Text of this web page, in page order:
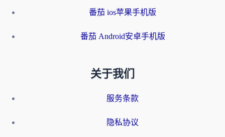
番茄 ios苹果手机版
番茄 Android安卓手机版
关于我们
服务条款
隐私协议